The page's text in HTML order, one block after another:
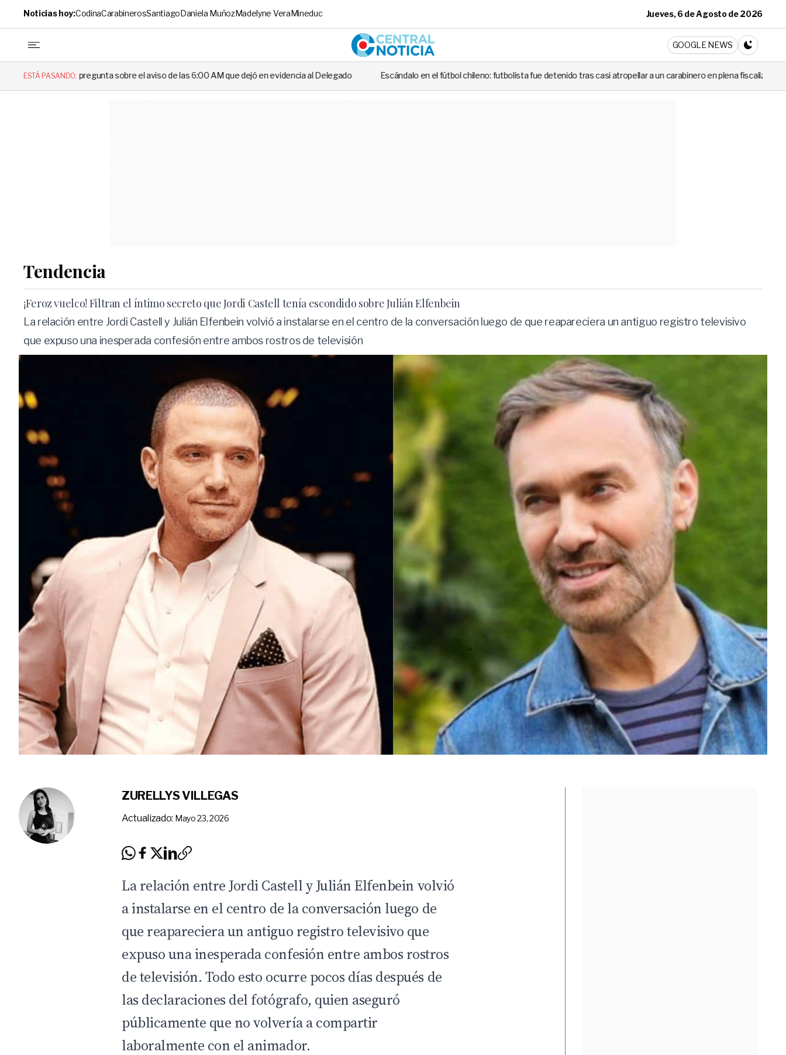
Noticias hoy:CodinaCarabinerosSantiagoDaniela MuñozMadelyne VeraMineduc Jueves, 6 de Agosto de 2026
Central Noticia
GOOGLE NEWS
CAMBIA A
ESTÁ PASANDO:
sobre el aviso de las 6:00 AM que dejó en evidencia al Delegado Escándalo en el fútbol chileno: futbolista fue detenido tras casi atropellar a un carabinero en plena fiscalización Cortes de luz
Tendencia
¡Feroz vuelco! Filtran el íntimo secreto que Jordi Castell tenía escondido sobre Julián Elfenbein
La relación entre Jordi Castell y Julián Elfenbein volvió a instalarse en el centro de la conversación luego de que reapareciera un antiguo registro televisivo
que expuso una inesperada confesión entre ambos rostros de televisión
ZURELLYS VILLEGAS
Actualizado: Mayo 23, 2026
La relación entre Jordi Castell y Julián Elfenbein volvió
a instalarse en el centro de la conversación luego de
que reapareciera un antiguo registro televisivo que
expuso una inesperada confesión entre ambos rostros
de televisión. Todo esto ocurre pocos días después de
las declaraciones del fotógrafo, quien aseguró
públicamente que no volvería a compartir
laboralmente con el animador.